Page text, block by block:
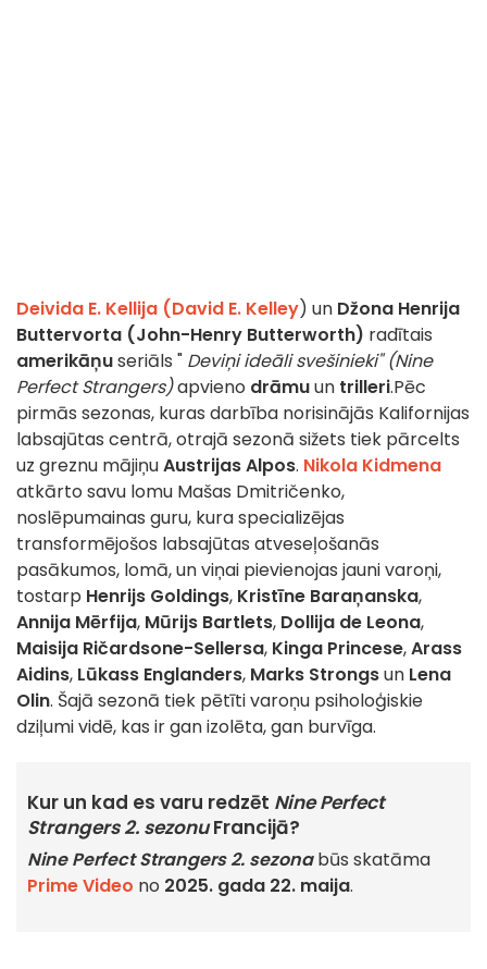
Deivida E. Kellija (David E. Kelley) un Džona Henrija
Buttervorta (John-Henry Butterworth) radītais
amerikāņuseriāls " Deviņi ideāli svešinieki" (Nine
Perfect Strangers)apvieno drāmuun trilleri.Pēc
pirmās sezonas, kuras darbība norisinājās Kalifornijas
labsajūtas centrā, otrajā sezonā sižets tiek pārcelts
uz greznu mājiņuAustrijas Alpos. Nikola Kidmena
atkārto savu lomu Mašas Dmitričenko,
noslēpumainas guru, kura specializējas
transformējošos labsajūtas atveseļošanās
pasākumos, lomā, un viņai pievienojas jauni varoņi,
tostarp Henrijs Goldings, Kristīne Baraņanska,
Annija Mērfija, Mūrijs Bartlets, Dollija de Leona,
Maisija Ričardsone-Sellersa, Kinga Princese,Arass
Aidins, Lūkass Englanders, Marks Strongsun Lena
Olin. Šajā sezonā tiek pētīti varoņu psiholoģiskie
dziļumi vidē, kas ir gan izolēta, gan burvīga.
Kur un kad es varu redzēt Nine Perfect
Strangers 2. sezonuFrancijā?
Nine Perfect Strangers 2. sezonabūs skatāma
Prime Video no 2025. gada 22. maija.